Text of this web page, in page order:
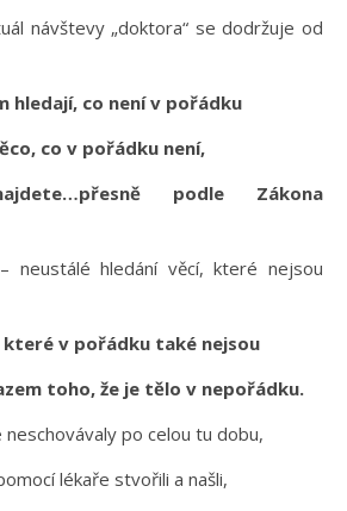
návštevy „doktora“ se dodržuje od
hledají, co není v pořádku
co v pořádku není,
podle Zákona
neustálé hledání věcí, které nejsou
v pořádku také nejsou
toho, že je tělo v nepořádku.
po celou tu dobu,
lékaře stvořili a našli,